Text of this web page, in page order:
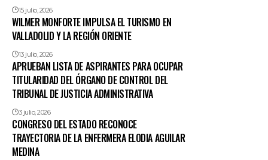
15 julio, 2026
WILMER MONFORTE IMPULSA EL TURISMO EN
VALLADOLID Y LA REGIÓN ORIENTE
13 julio, 2026
APRUEBAN LISTA DE ASPIRANTES PARA OCUPAR
TITULARIDAD DEL ÓRGANO DE CONTROL DEL
TRIBUNAL DE JUSTICIA ADMINISTRATIVA
3 julio, 2026
CONGRESO DEL ESTADO RECONOCE
TRAYECTORIA DE LA ENFERMERA ELODIA AGUILAR
MEDINA